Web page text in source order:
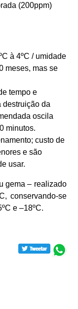
(200ppm)
à 4ºC / umidade
meses, mas se
tempo e
destruição da
oscila
minutos.
custo de
e são
usar.
gema – realizado
conservando-se
e –18ºC.